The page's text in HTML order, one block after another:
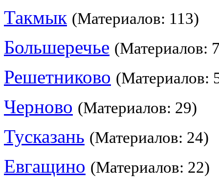
Такмык (Материалов: 113)
Большеречье (Материалов:
Решетниково (Материалов:
Черново (Материалов: 29)
Тусказань (Материалов: 24)
Евгащино (Материалов: 22)